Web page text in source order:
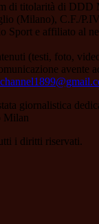
di titolarità di
(Milano), C.F./
Sport e affiliato al
(testi, foto,
avente
giornalistica
Milan
i diritti riservati.